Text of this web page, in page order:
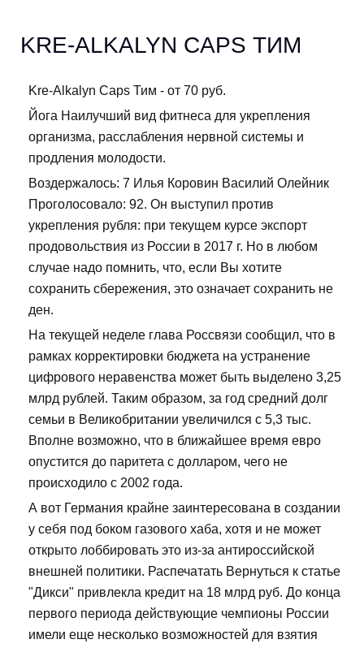
KRE-ALKALYN CAPS ТИМ
Kre-Alkalyn Caps Тим - от 70 руб.
Йога Наилучший вид фитнеса для укрепления
организма, расслабления нервной системы и
продления молодости.
Воздержалось: 7 Илья Коровин Василий Олейник
Проголосовало: 92. Он выступил против
укрепления рубля: при текущем курсе экспорт
продовольствия из России в 2017 г. Но в любом
случае надо помнить, что, если Вы хотите
сохранить сбережения, это означает сохранить не
ден.
На текущей неделе глава Россвязи сообщил, что в
рамках корректировки бюджета на устранение
цифрового неравенства может быть выделено 3,25
млрд рублей. Таким образом, за год средний долг
семьи в Великобритании увеличился с 5,3 тыс.
Вполне возможно, что в ближайшее время евро
опустится до паритета с долларом, чего не
происходило с 2002 года.
А вот Германия крайне заинтересована в создании
у себя под боком газового хаба, хотя и не может
открыто лоббировать это из-за антироссийской
внешней политики. Распечатать Вернуться к статье
"Дикси" привлекла кредит на 18 млрд руб. До конца
первого периода действующие чемпионы России
имели еще несколько возможностей для взятия